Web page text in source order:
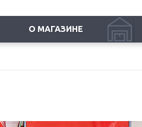
О МАГАЗИНЕ